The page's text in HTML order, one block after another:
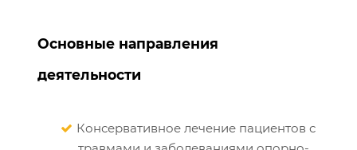
Основные направления
деятельности
Консервативное лечение пациентов с